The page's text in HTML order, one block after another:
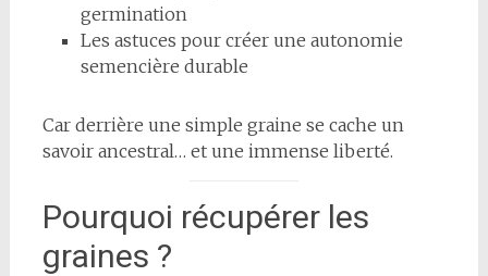
germination
Les astuces pour créer une autonomie
semencière durable
Car derrière une simple graine se cache un
savoir ancestral… et une immense liberté.
Pourquoi récupérer les
graines ?